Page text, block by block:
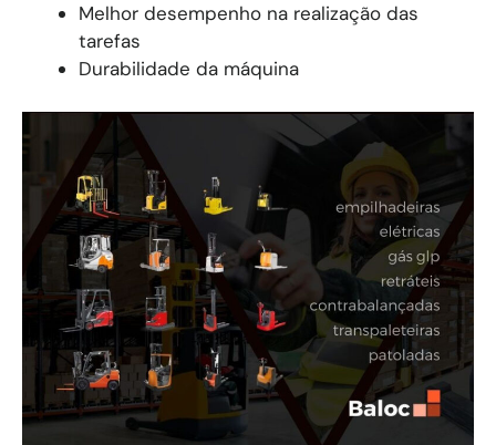
Melhor desempenho na realização das
tarefas
Durabilidade da máquina